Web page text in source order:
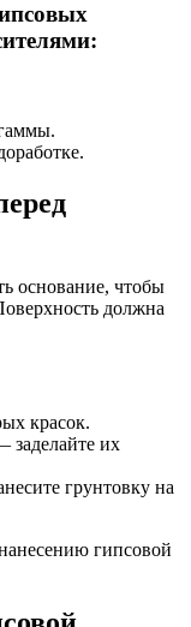
основание, чтобы
должна
красок.
заделайте их
грунтовку на
гипсовой